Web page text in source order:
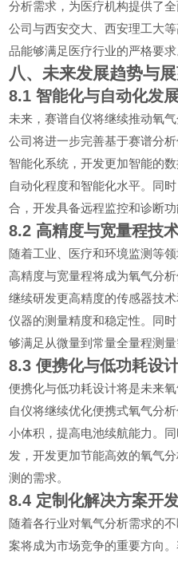
分析需求，为医疗机构提供了
公司与西安交大、西安理工大
品能够满足医疗行业的严格要求
八、未来发展趋势与
8.1智能化与自动化发
未来，赛谱自仪将继续推动氧
公司将进一步完善基于赛谱分
智能化系统，开发更加智能的
自动化程度和智能化水平。同
合，开发具备远程监控和诊断功
8.2高精度与宽量程技
随着工业、医疗和环境监测等
高精度与宽量程将成为氧气分
继续研发更高精度的传感器技
仪器的测量精度和稳定性。同
够满足从微量到常量全量程测
8.3便携化与低功耗设
便携化与低功耗设计将是未来
自仪将继续优化便携式氧气分
小体积，提高电池续航能力。
发，开发更加节能高效的氧气
测的需求。
8.4 定制化解决方案开
随着各行业对氧气分析需求的
案将成为市场竞争的重要方向